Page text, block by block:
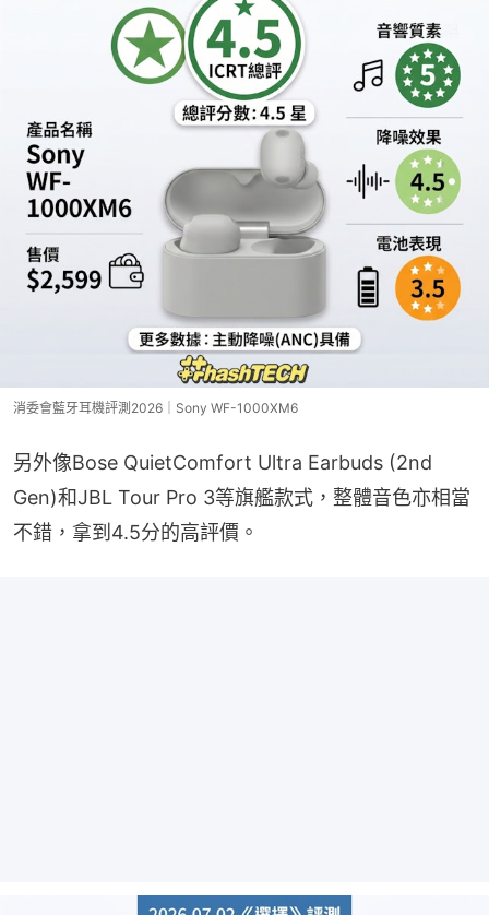
消委會藍牙耳機評測2026｜Sony WF-1000XM6
另外像Bose QuietComfort Ultra Earbuds (2nd
Gen)和JBL Tour Pro 3等旗艦款式，整體音色亦相當
不錯，拿到4.5分的高評價。